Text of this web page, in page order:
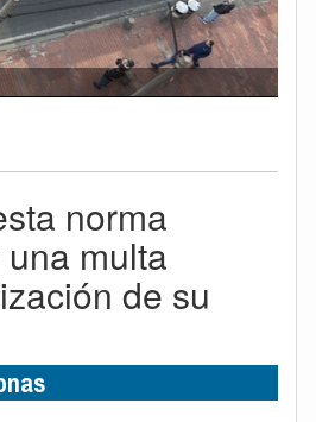
norma
multa
de su